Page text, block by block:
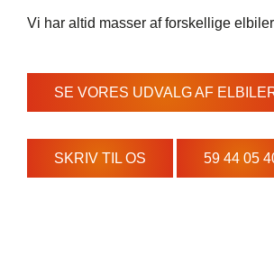
Vi har altid masser af forskellige
SE VORES UDVALG AF
SKRIV TIL OS 59 44 05